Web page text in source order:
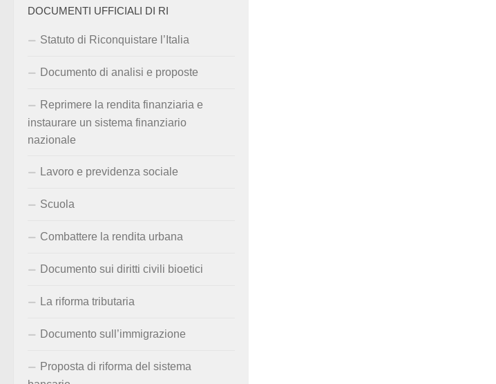
DOCUMENTI UFFICIALI DI RI
Statuto di Riconquistare l’Italia
Documento di analisi e proposte
Reprimere la rendita finanziaria e
instaurare un sistema finanziario
nazionale
Lavoro e previdenza sociale
Scuola
Combattere la rendita urbana
Documento sui diritti civili bioetici
La riforma tributaria
Documento sull’immigrazione
Proposta di riforma del sistema